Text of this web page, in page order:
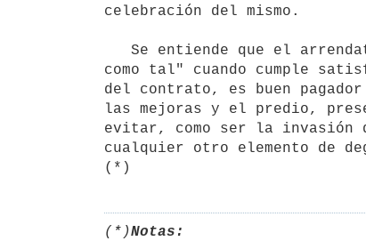
celebración del mismo.
como tal" cuando cumple
del contrato, es buen
las mejoras y el predio,
evitar, como ser la invasión
cualquier otro elemento de
(*)Notas: